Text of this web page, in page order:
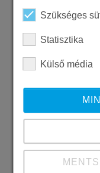
Szükséges
Statisztika
Külső média